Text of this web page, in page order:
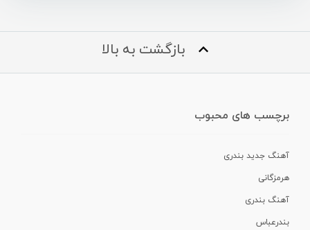
بازگشت به بالا
برچسب های محبوب
آهنگ جدید بندری
هرمزگانی
آهنگ بندری
بندرعباس